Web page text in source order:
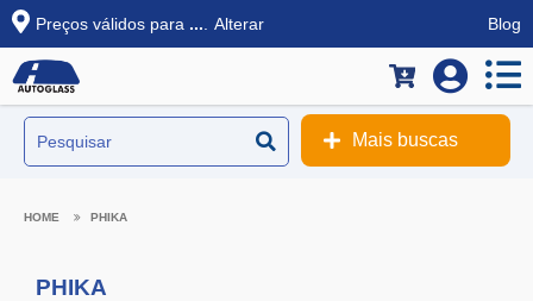
Preços válidos para ... Alterar Blog
Mais buscas
PHIKA
PHIKA